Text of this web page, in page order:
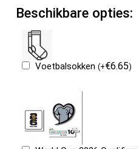
Beschikbare opties:
Voetbalsokken(+€6.65)